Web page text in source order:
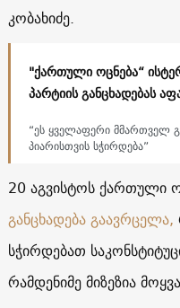
კობახიძე.
"ქართული ოცნება“
პარტიის განცხადებას
“ეს ყველაფერი მმართველ
პიარისთვის სჭირდება”
20 აგვისტოს ქართული
განცხადება გაავრცელა,
სჭირდებათ
რამდენიმე მიზეზია